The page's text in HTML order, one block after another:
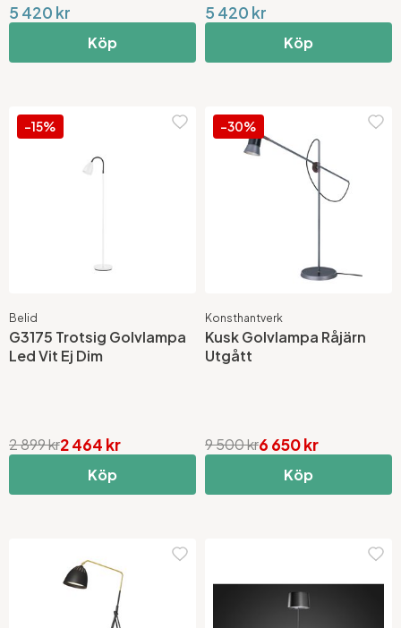
5 420 kr
Köp
5 420 kr
Köp
-15%
Belid
G3175 Trotsig Golvlampa
Led Vit Ej Dim
2 464 kr
2 899 kr
Köp
-30%
Konsthantverk
Kusk Golvlampa Råjärn
Utgått
6 650 kr
9 500 kr
Köp